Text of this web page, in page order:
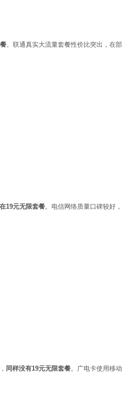
。联通真实大流量套餐性价比突出，在部
19元无限套餐。电信网络质量口碑较好，
同样没有19元无限套餐。广电卡使用移动